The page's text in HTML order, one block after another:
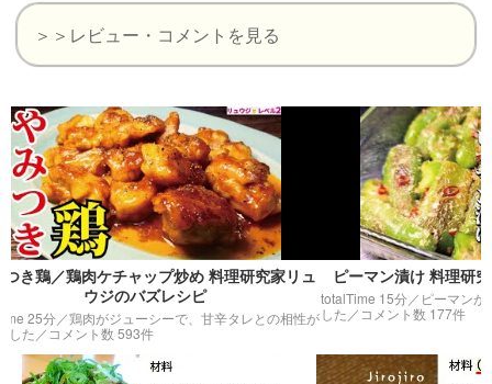
＞＞レビュー・コメントを見る
／鶏肉ケチャップ炒め 料理研究家リュ
ウジのバズレシピ
／ 鶏肉がジューシーで、甘辛タレとの相性が
コメント数 593件
ピーマン漬け 料理研究家リ
totalTime 15分／ ピーマンが苦手な
した／コメント数 177件